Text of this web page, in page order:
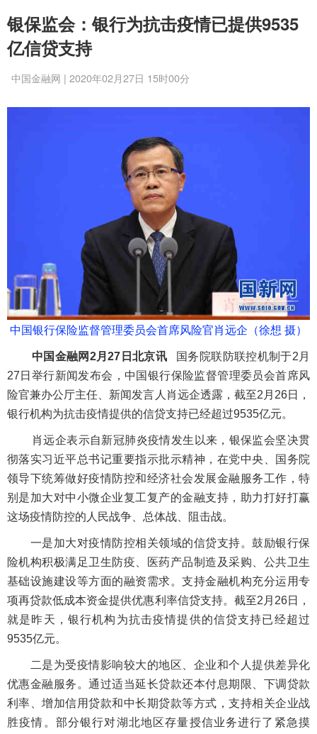
银保监会：银行为抗击疫情已提供9535
亿信贷支持
中国金融网 | 2020年02月27日 15时00分
中国银行保险监督管理委员会首席风险官肖远企（徐想 摄）
中国金融网2月27日北京讯
国务院联防联控机制于2月
27日举行新闻发布会，中国银行保险监督管理委员会首席风
险官兼办公厅主任、新闻发言人肖远企透露，截至2月26日，
银行机构为抗击疫情提供的信贷支持已经超过9535亿元。
肖远企表示自新冠肺炎疫情发生以来，银保监会坚决贯
彻落实习近平总书记重要指示批示精神，在党中央、国务院
领导下统筹做好疫情防控和经济社会发展金融服务工作，特
别是加大对中小微企业复工复产的金融支持，助力打好打赢
这场疫情防控的人民战争、总体战、阻击战。
一是加大对疫情防控相关领域的信贷支持。鼓励银行保
险机构积极满足卫生防疫、医药产品制造及采购、公共卫生
基础设施建设等方面的融资需求。支持金融机构充分运用专
项再贷款低成本资金提供优惠利率信贷支持。截至2月26日，
就是昨天，银行机构为抗击疫情提供的信贷支持已经超过
9535亿元。
二是为受疫情影响较大的地区、企业和个人提供差异化
优惠金融服务。通过适当延长贷款还本付息期限、下调贷款
利率、增加信用贷款和中长期贷款等方式，支持相关企业战
胜疫情。部分银行对湖北地区存量授信业务进行了紧急摸